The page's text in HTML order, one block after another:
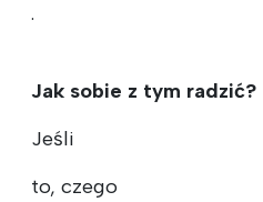
.
Jak sobie z tym radzić?
Jeśli
to, czego